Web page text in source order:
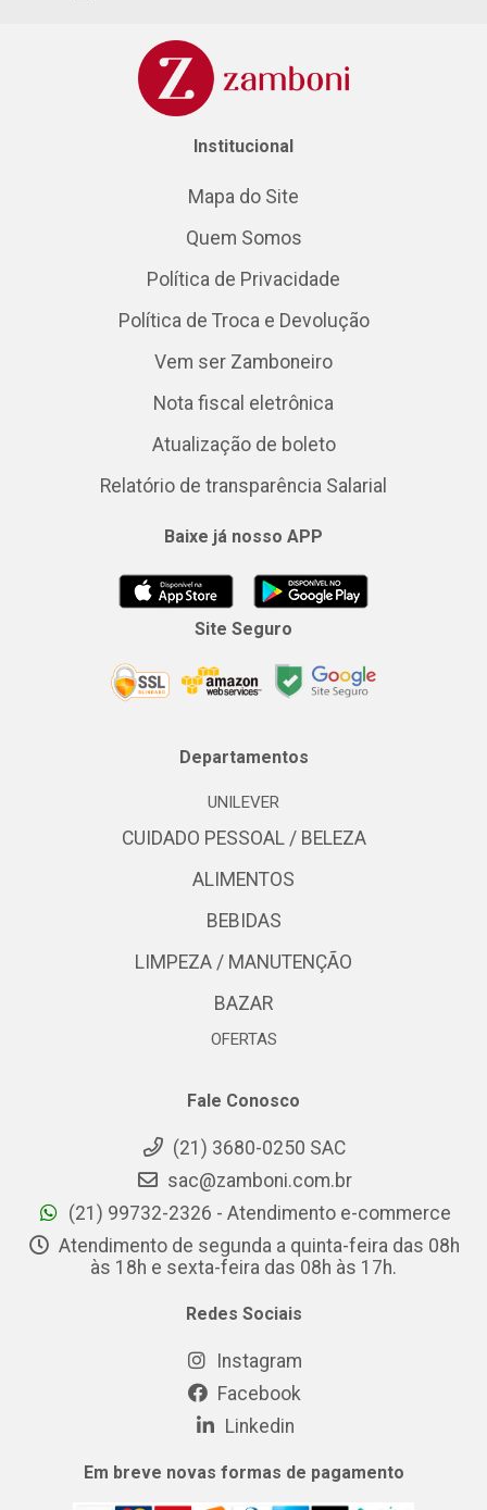
Institucional
Mapa do Site
Quem Somos
Política de Privacidade
Política de Troca e Devolução
Vem ser Zamboneiro
Nota fiscal eletrônica
Atualização de boleto
Relatório de transparência Salarial
Baixe já nosso APP
Site Seguro
Departamentos
UNILEVER
CUIDADO PESSOAL / BELEZA
ALIMENTOS
BEBIDAS
LIMPEZA / MANUTENÇÃO
BAZAR
OFERTAS
Fale Conosco
(21) 3680-0250 SAC
sac@zamboni.com.br
(21) 99732-2326 - Atendimento e-commerce
Atendimento de segunda a quinta-feira das 08h
às 18h e sexta-feira das 08h às 17h.
Redes Sociais
Instagram
Facebook
Linkedin
Em breve novas formas de pagamento